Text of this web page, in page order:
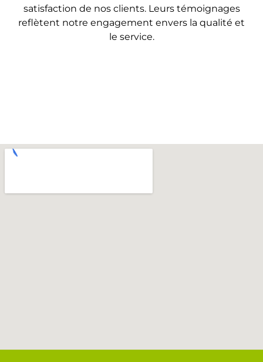
satisfaction de nos clients. Leurs témoignages
reflètent notre engagement envers la qualité et
le service.